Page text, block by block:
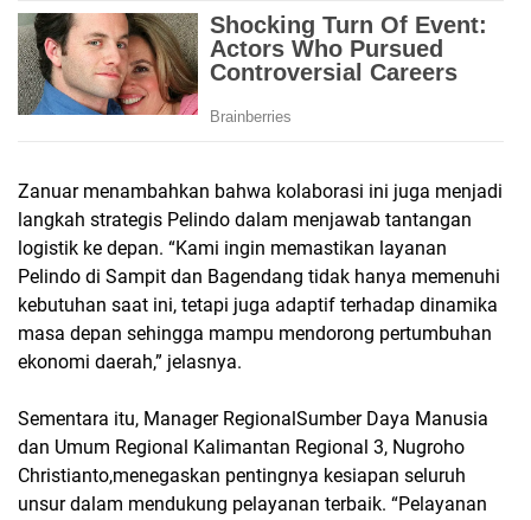
Zanuar menambahkan bahwa kolaborasi ini juga menjadi
langkah strategis Pelindo dalam menjawab tantangan
logistik ke depan. “Kami ingin memastikan layanan
Pelindo di Sampit dan Bagendang tidak hanya memenuhi
kebutuhan saat ini, tetapi juga adaptif terhadap dinamika
masa depan sehingga mampu mendorong pertumbuhan
ekonomi daerah,” jelasnya.
Sementara itu, Manager RegionalSumber Daya Manusia
dan Umum Regional Kalimantan Regional 3, Nugroho
Christianto,menegaskan pentingnya kesiapan seluruh
unsur dalam mendukung pelayanan terbaik. “Pelayanan